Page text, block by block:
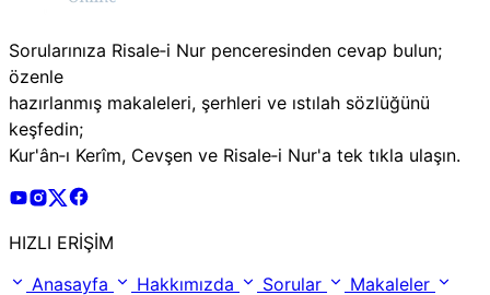
Sorularınıza Risale‑i Nur penceresinden cevap bulun;
özenle
hazırlanmış makaleleri, şerhleri ve ıstılah sözlüğünü
keşfedin;
Kur'ân‑ı Kerîm, Cevşen ve Risale‑i Nur'a tek tıkla ulaşın.
Risale Online Youtube Hesabı
Risale Online Instagram Hesabı
Risale Online X Hesabı
HIZLI ERİŞİM
Anasayfa
Hakkımızda Sorular
Makaleler